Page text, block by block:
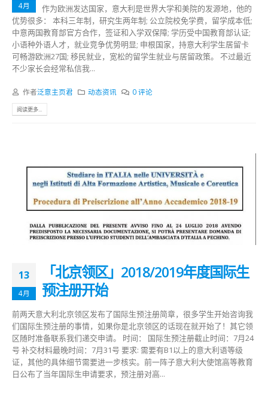
4月
作为欧洲发达国家，意大利是世界大学和美院的发源地，他的
优势很多： 本科三年制，研究生两年制; 公立院校免学费，留学成本低;
中意两国教育部官方合作，签证和入学双保障; 学历受中国教育部认证;
小语种外语人才，就业竞争优势明显; 申根国家，持意大利学生居留卡
可畅游欧洲27国; 移民就业，宽松的留学生就业与居留政策。 不过最近
不少家长会经常私信我...
作者泛意主页君 动态资讯 0 评论
阅读更多...
13
4月
「北京领区」2018/2019年度国际生
预注册开始
前两天意大利北京领区发布了国际生预注册简章，很多学生开始咨询我
们国际生预注册的事情，如果你是北京领区的话现在就开始了！其它领
区随时准备联系我们递交申请。 时间： 国际生预注册截止时间：7月24
号 补交材料最晚时间：7月31号 要求: 需要有B1以上的意大利语等级
证，其他的具体细节需要进一步核实。前一阵子意大利大使馆高等教育
日公布了当年国际生申请要求，预注册对高...